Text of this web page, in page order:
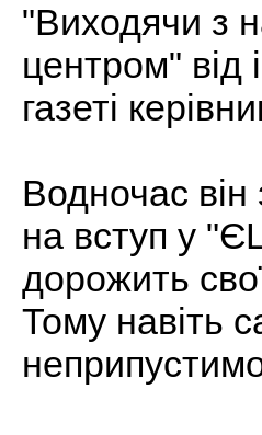
"Виходячи з
центром"
газеті
Водночас
на вступ у
дорожить
Тому навіть